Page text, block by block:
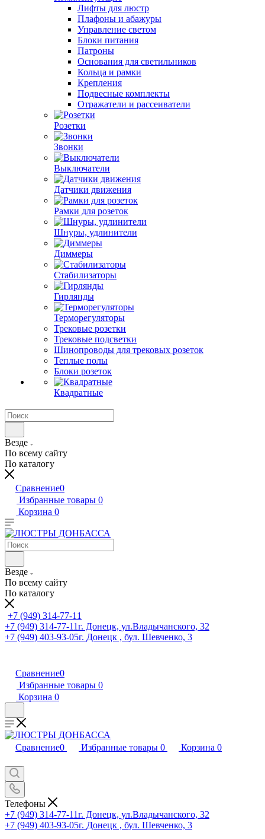
Лифты для люстр
Плафоны и абажуры
Управление светом
Блоки питания
Патроны
Основания для светильников
Кольца и рамки
Крепления
Подвесные комплекты
Отражатели и рассеиватели
Розетки
Звонки
Выключатели
Датчики движения
Рамки для розеток
Шнуры, удлинители
Диммеры
Стабилизаторы
Гирлянды
Терморегуляторы
Трековые розетки
Трековые подсветки
Шинопроводы для трековых розеток
Теплые полы
Блоки розеток
Квадратные
Везде
По всему сайту
По каталогу
Сравнение0
Избранные товары 0
Корзина 0
Везде
По всему сайту
По каталогу
+7 (949) 314-77-11
+7 (949) 314-77-11г. Донецк, ул.Владычанского, 32
+7 (949) 403-93-05г. Донецк , бул. Шевченко, 3
Сравнение0
Избранные товары 0
Корзина 0
Сравнение0 Избранные товары 0 Корзина 0
Телефоны
+7 (949) 314-77-11г. Донецк, ул.Владычанского, 32
+7 (949) 403-93-05г. Донецк , бул. Шевченко, 3